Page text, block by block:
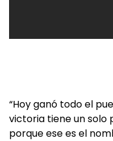
“Hoy ganó todo el
victoria tiene un solo
porque ese es el